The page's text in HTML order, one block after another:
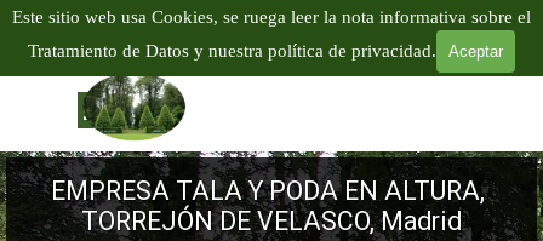
Este sitio web usa Cookies, se ruega leer la nota informativa sobre el
Tratamiento de Datos y nuestra política de privacidad.
Aceptar
Vaya al Contenido
EMPRESA PODA Y TALA EN ALTURA
TALA Y PODA DE ÁRBOLES EN ALTURA
Tel:601 904
866
Saltar menú
EMPRESA TALA Y PODA EN ALTURA,
TORREJÓN DE VELASCO, Madrid